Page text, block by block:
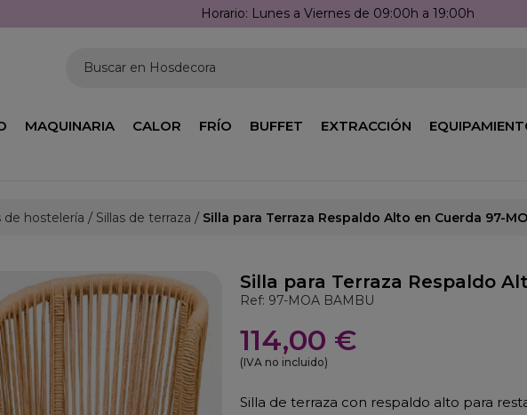
Horario: Lunes a Viernes de 09:00h a 19:00h
Buscar en Hosdecora
MAQUINARIA CALOR FRÍO BUFFET EXTRACCIÓN
de hostelería Sillas de terraza Silla para Terraza Respaldo Alto en Cuerda 97-
Silla para Terraza Respaldo
Ref: 97-MOA BAMBU
114,00 €
(IVA no incluido)
Silla de terraza con respaldo alto para